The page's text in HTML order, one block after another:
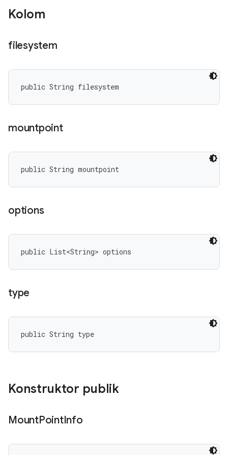
Kolom
filesystem
public String filesystem
mountpoint
public String mountpoint
options
public List<String> options
type
public String type
Konstruktor publik
MountPointInfo